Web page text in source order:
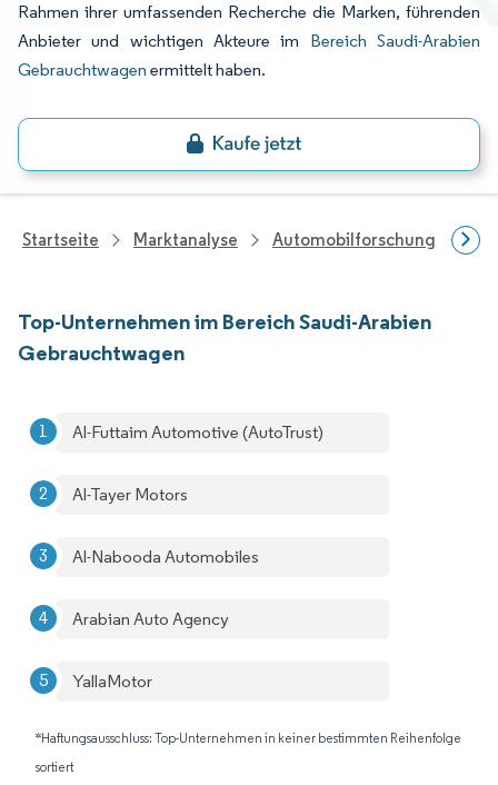
Rahmen ihrer umfassenden Recherche die Marken, führenden
Anbieter und wichtigen Akteure im Bereich Saudi-Arabien
Gebrauchtwagen ermittelt haben.
Startseite Marktanalyse Automobilforschung
Top-Unternehmen im Bereich Saudi-Arabien
Gebrauchtwagen
Al-Futtaim Automotive (AutoTrust)
Al-Tayer Motors
Al-Nabooda Automobiles
Arabian Auto Agency
YallaMotor
*Haftungsausschluss: Top-Unternehmen in keiner bestimmten Reihenfolge
sortiert